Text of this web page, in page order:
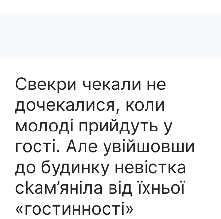
Свекри чекали не
дочекалися, коли
молоді прийдуть у
гості. Але увійшовши
до будинку невістка
сkам’яніла від їхньої
«гостинності»